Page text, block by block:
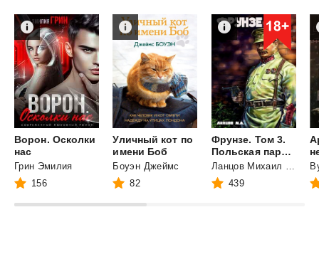
Ворон. Осколки
нас
Грин Эмилия
156
Уличный кот по
имени Боб
Боуэн Джеймс
82
Фрунзе. Том 3.
Польская партия
439